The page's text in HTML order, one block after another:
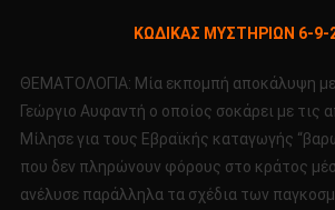
ΚΩΔΙΚΑΣ
6-
9-
2016
ΚΩΔΙΚΑΣ ΜΥΣΤΗΡΙΩΝ 6-9-
ΘΕΜΑΤΟΛΟΓΙΑ: Μία εκπομπή αποκάλυψη
Γεώργιο Αυφαντή ο οποίος σοκάρει με τις
Μίλησε για τους Εβραϊκής καταγωγής
που δεν πληρώνουν φόρους στο κράτος
ανέλυσε παράλληλα τα σχέδια των